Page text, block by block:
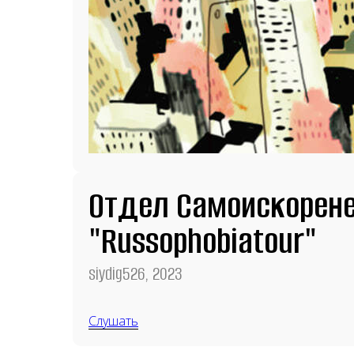
Отдел
"Russophobiatour"
siydig526, 2023
Слушать